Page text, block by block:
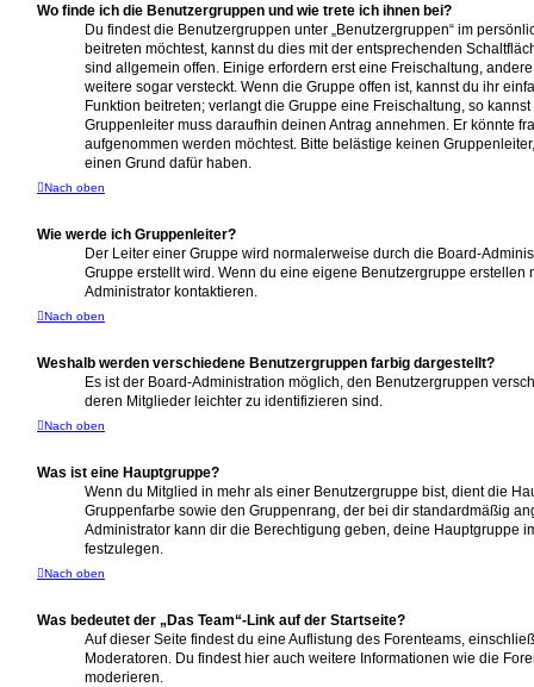
Wo finde ich die Benutzergruppen und wie trete ich ihnen bei?
Du findest die Benutzergruppen unter „Benutzergruppen“ im
beitreten möchtest, kannst du dies mit der entsprechenden
sind allgemein offen. Einige erfordern erst eine Freischaltung,
weitere sogar versteckt. Wenn die Gruppe offen ist, kannst du ihr
Funktion beitreten; verlangt die Gruppe eine Freischaltung, so
Gruppenleiter muss daraufhin deinen Antrag annehmen. Er könnte
aufgenommen werden möchtest. Bitte belästige keinen
einen Grund dafür haben.
Nach oben
Wie werde ich Gruppenleiter?
Der Leiter einer Gruppe wird normalerweise durch die Board-
Gruppe erstellt wird. Wenn du eine eigene Benutzergruppe erstellen
Administrator kontaktieren.
Nach oben
Weshalb werden verschiedene Benutzergruppen farbig dargestellt?
Es ist der Board-Administration möglich, den Benutzergruppen
deren Mitglieder leichter zu identifizieren sind.
Nach oben
Was ist eine Hauptgruppe?
Wenn du Mitglied in mehr als einer Benutzergruppe bist, dient die
Gruppenfarbe sowie den Gruppenrang, der bei dir standardmäßig
Administrator kann dir die Berechtigung geben, deine Hauptgruppe
festzulegen.
Nach oben
Was bedeutet der „Das Team“-Link auf der Startseite?
Auf dieser Seite findest du eine Auflistung des Forenteams,
Moderatoren. Du findest hier auch weitere Informationen wie die
moderieren.